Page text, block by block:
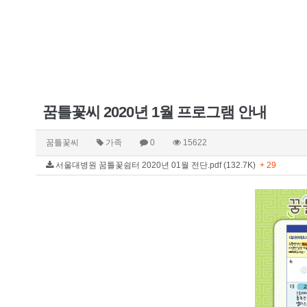
꿈틀꽃씨 2020년 1월 프로그램 안내
꿈틀꽃씨 가족 0 15622
서울대병원 꿈틀꽃쉼터 2020년 01월 전단.pdf (132.7K) + 29